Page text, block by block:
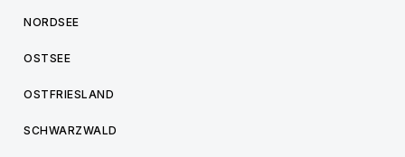
NORDSEE
OSTSEE
OSTFRIESLAND
SCHWARZWALD